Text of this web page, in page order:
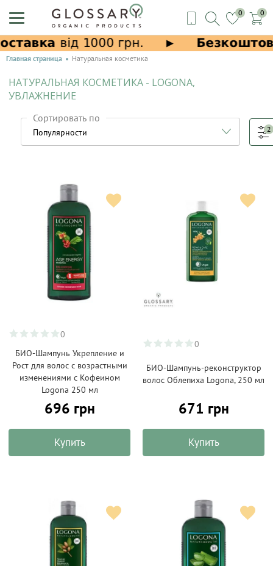
0 0
Главная страница Натуральная косметика
НАТУРАЛЬНАЯ КОСМЕТИКА - LOGONA,
УВЛАЖНЕНИЕ
Сортировать по
2
0
БИО-Шампунь Укрепление и
Рост для волос с возрастными
изменениями с Кофеином
Logona 250 мл
696 грн
Купить
0
БИО-Шампунь-реконструктор
волос Облепиха Logona, 250 мл
671 грн
Купить